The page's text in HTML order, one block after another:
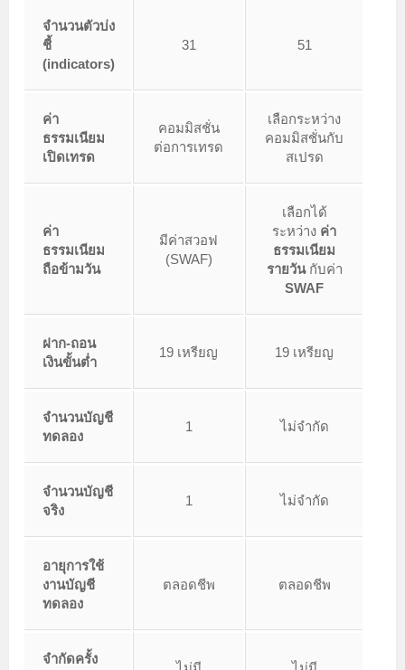
จำนวนตัวบ่ง
ชี้
(indicators)
31 51
ค่า
ธรรมเนียม
เปิดเทรด
คอมมิสชั่น
ต่อการเทรด
เลือกระหว่าง
คอมมิสชั่นกับ
สเปรด
ค่า
ธรรมเนียม
ถือข้ามวัน
มีค่าสวอฟ
(SWAF)
เลือกได้
ระหว่าง ค่า
ธรรมเนียม
รายวัน กับค่า
SWAF
ฝาก-ถอน
เงินขั้นต่ำ
19 เหรียญ 19 เหรียญ
จำนวนบัญชี
ทดลอง
1 ไม่จำกัด
จำนวนบัญชี
จริง
1 ไม่จำกัด
อายุการใช้
งานบัญชี
ทดลอง
ตลอดชีพ ตลอดชีพ
จำกัดครั้ง